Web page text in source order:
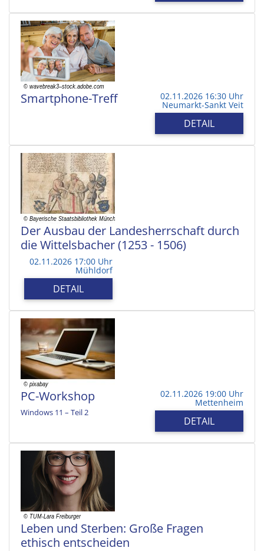
Smartphone-Treff 02.11.2026 16:30 Uhr
Neumarkt-Sankt Veit
DETAIL
Der Ausbau der Landesherrschaft durch
die Wittelsbacher (1253 - 1506)
02.11.2026 17:00 Uhr
Mühldorf
DETAIL
PC-Workshop
Windows 11 – Teil 2
02.11.2026 19:00 Uhr
Mettenheim
DETAIL
Leben und Sterben: Große Fragen
ethisch entscheiden